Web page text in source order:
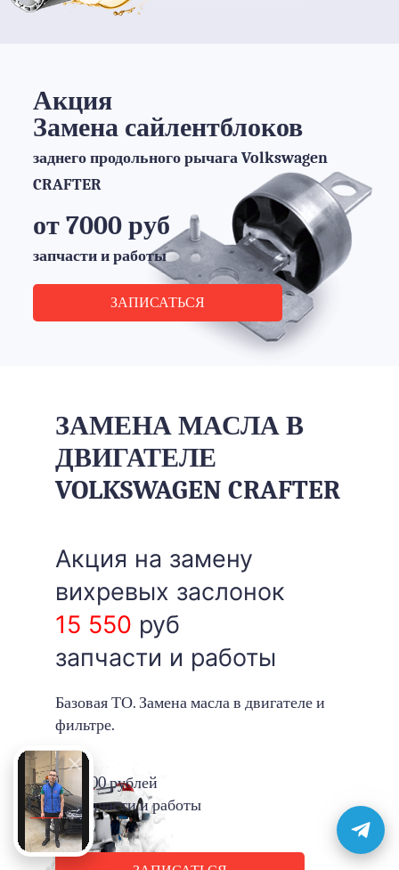
Акция
Замена сайлентблоков
заднего продольного рычага Volkswagen
CRAFTER
от 7000 руб
запчасти и работы
ЗАПИСАТЬСЯ
ЗАМЕНА МАСЛА В
ДВИГАТЕЛЕ
VOLKSWAGEN CRAFTER
Акция на замену
вихревых заслонок
15 550 руб
запчасти и работы
Базовая ТО. Замена масла в двигателе и
фильтре.
1500 рублей
запчасти и работы